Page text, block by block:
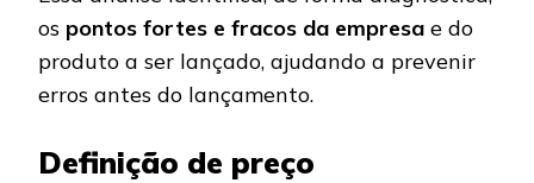
os pontos fortes e fracos da empresa e do
produto a ser lançado, ajudando a prevenir
erros antes do lançamento.
Definição de preço